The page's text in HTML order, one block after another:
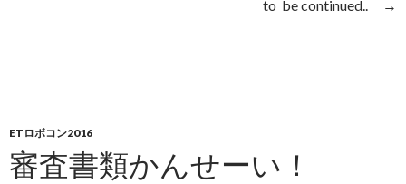
to be continued.. →
ETロボコン2016
審査書類かんせーい！